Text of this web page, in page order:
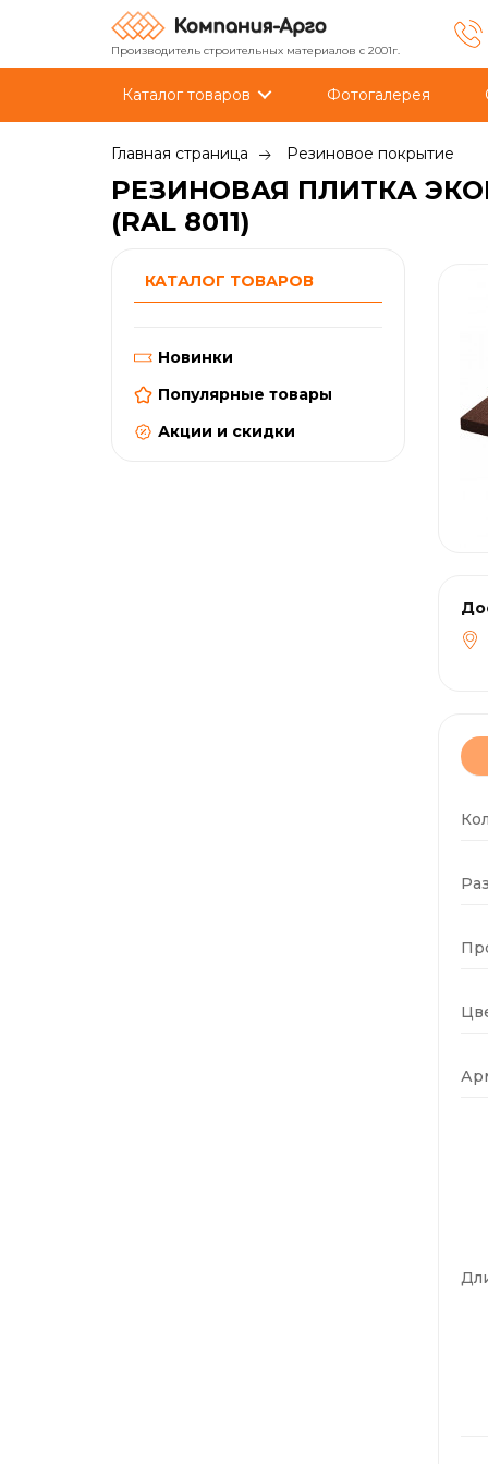
Производитель строительных материалов с 2001г.
Каталог товаров Фотогалерея
Главная страница Резиновое покрытие
РЕЗИНОВАЯ ПЛИТКА
(RAL 8011)
КАТАЛОГ ТОВАРОВ
Новинки
Популярные товары
Акции и скидки